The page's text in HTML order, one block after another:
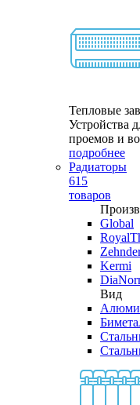
Тепловые
Устройства
проемов и
подробнее
Радиаторы
615
товаров
Global
Kermi
Вид